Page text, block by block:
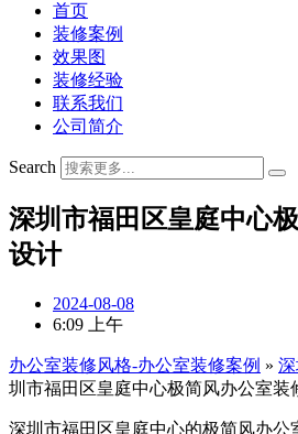
首页
装修案例
效果图
装修经验
联系我们
公司简介
Search
深圳市福田区皇庭中心
设计
2024-08-08
6:09 上午
办公室装修风格-办公室装修案例 »
圳市福田区皇庭中心极简风办公室装
深圳市福田区皇庭中心的极简风办公